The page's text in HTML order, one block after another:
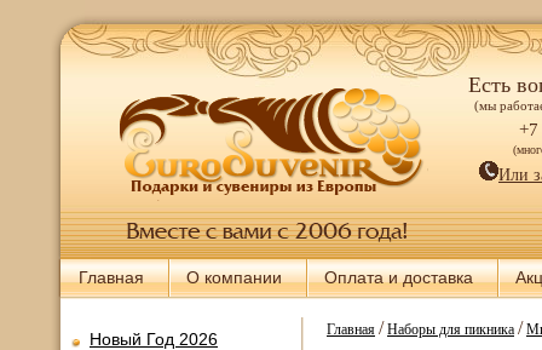
Есть
(мы
+7
Или
Главная О компании Оплата и доставка
Новый Год 2026
Главная/Наборы для пикника/